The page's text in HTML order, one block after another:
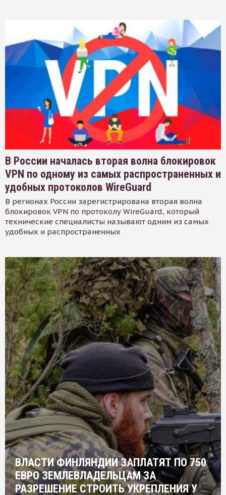
В России началась вторая волна блокировок
VPN по одному из самых распространенных и
удобных протоколов WireGuard
В регионах России зарегистрирована вторая волна
блокировок VPN по протоколу WireGuard, который
технические специалисты называют одним из самых
удобных и распространенных
ВЛАСТИ ФИНЛЯНДИИ ЗАПЛАТЯТ ПО 750
ЕВРО ЗЕМЛЕВЛАДЕЛЬЦАМ ЗА
РАЗРЕШЕНИЕ СТРОИТЬ УКРЕПЛЕНИЯ У